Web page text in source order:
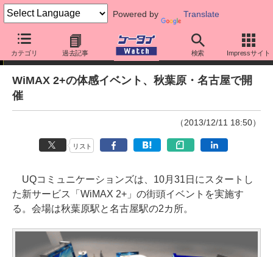
Powered by Translate
カテゴリ 過去記事 検索 Impressサイト
ニュース
WiMAX 2+の体感イベント、秋葉原・名古屋で開
催
（2013/12/11 18:50）
リスト
UQコミュニケーションズは、10月31日にスタートし
た新サービス「WiMAX 2+」の街頭イベントを実施す
る。会場は秋葉原駅と名古屋駅の2カ所。